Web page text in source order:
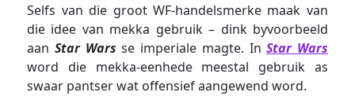
Selfs van die groot WF-handelsmerke maak van
die idee van mekka gebruik – dink byvoorbeeld
aan Star Wars se imperiale magte. InStar Wars
word die mekka-eenhede meestal gebruik as
swaar pantser wat offensief aangewend word.